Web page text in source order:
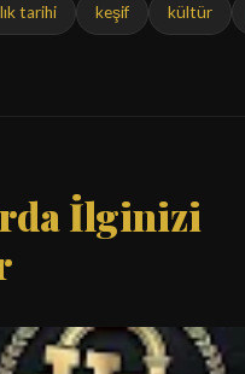
tarihi keşif kültür
İlginizi